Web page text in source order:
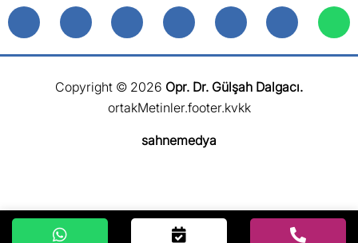
Copyright © 2026 Opr. Dr. Gülşah Dalgacı.
ortakMetinler.footer.kvkk
sahnemedya